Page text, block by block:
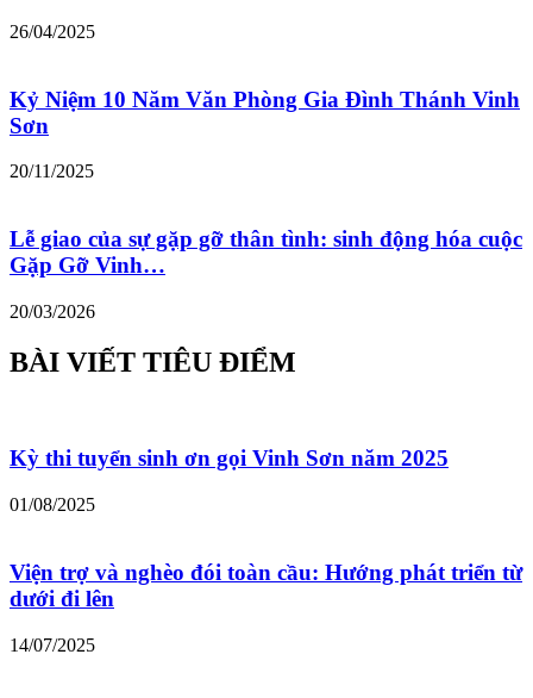
26/04/2025
Kỷ Niệm 10 Năm Văn Phòng Gia Đình Thánh Vinh
Sơn
20/11/2025
Lễ giao của sự gặp gỡ thân tình: sinh động hóa cuộc
Gặp Gỡ Vinh…
20/03/2026
BÀI VIẾT TIÊU ĐIỂM
Kỳ thi tuyển sinh ơn gọi Vinh Sơn năm 2025
01/08/2025
Viện trợ và nghèo đói toàn cầu: Hướng phát triển từ
dưới đi lên
14/07/2025